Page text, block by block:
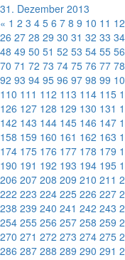
31. Dezember 2013
« 1 2 3 4 5 6 7 8 9 10 11 12
26 27 28 29 30 31 32 33 34
48 49 50 51 52 53 54 55 56
70 71 72 73 74 75 76 77 78
92 93 94 95 96 97 98 99
110 111 112 113 114 115
126 127 128 129 130 131
142 143 144 145 146 147
158 159 160 161 162 163
174 175 176 177 178 179
190 191 192 193 194 195
206 207 208 209 210 211
222 223 224 225 226 227
238 239 240 241 242 243
254 255 256 257 258 259
270 271 272 273 274 275
286 287 288 289 290 291